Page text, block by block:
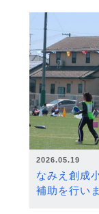
2026.05.19
なみえ創成
補助を行い